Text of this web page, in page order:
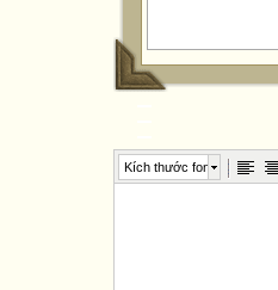
Kích thước font